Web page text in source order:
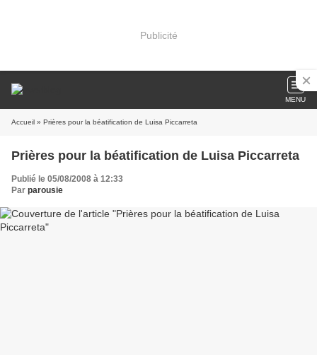
Publicité
MENU
Accueil » Prières pour la béatification de Luisa Piccarreta
Prières pour la béatification de Luisa Piccarreta
Publié le 05/08/2008 à 12:33
Par parousie